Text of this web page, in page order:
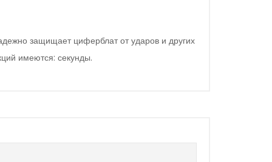
защищает циферблат от ударов и других
имеются: секунды.